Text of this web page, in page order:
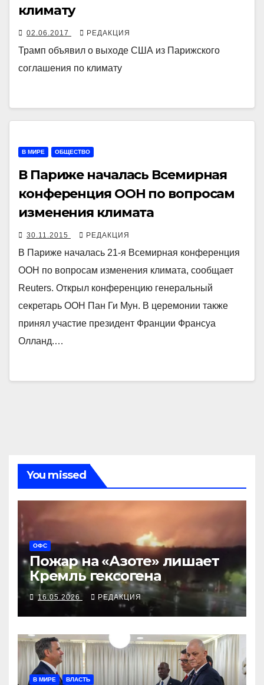
климату
02.06.2017 РЕДАКЦИЯ
Трамп объявил о выходе США из Парижского
соглашения по климату
В МИРЕ ОБЩЕСТВО
В Париже началась Всемирная
конференция ООН по вопросам
изменения климата
30.11.2015 РЕДАКЦИЯ
В Париже началась 21-я Всемирная конференция
ООН по вопросам изменения климата, сообщает
Reuters. Открыл конференцию генеральный
секретарь ООН Пан Ги Мун. В церемонии также
принял участие президент Франции Франсуа
Олланд.…
You missed
ОФС
Пожар на «Азоте» лишает
Кремль гексогена
16.05.2026 РЕДАКЦИЯ
В МИРЕ ВЛАСТЬ